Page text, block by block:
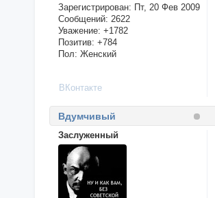
Зарегистрирован: Пт, 20 Фев 2009
Сообщений: 2622
Уважение: +1782
Позитив: +784
Пол: Женский
ВКонтакте
Вдумчивый
Заслуженный